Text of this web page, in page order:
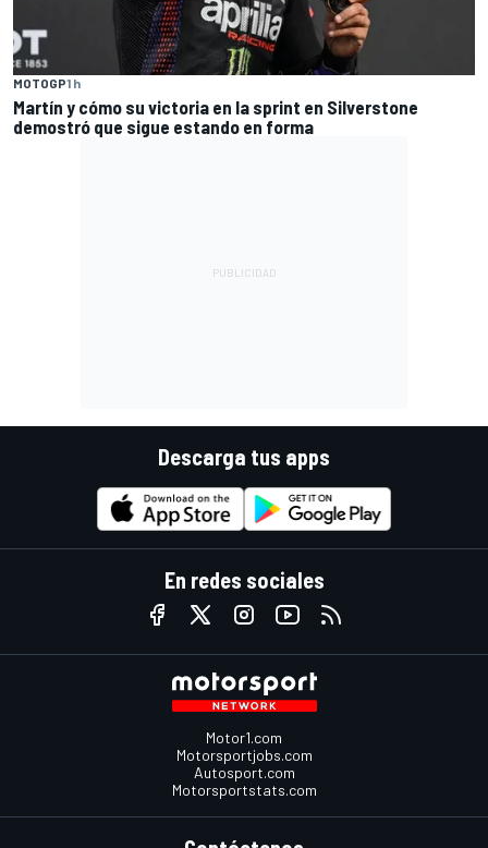
MOTOGP1 h
Martín y cómo su victoria en la sprint en Silverstone
demostró que sigue estando en forma
Descarga tus apps
En redes sociales
Motor1.com
Motorsportjobs.com
Autosport.com
Motorsportstats.com